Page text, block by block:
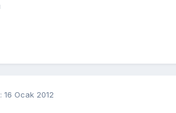
16 Ocak 2012